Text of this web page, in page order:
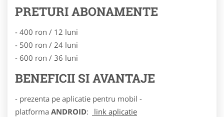
PRETURI ABONAMENTE
- 400 ron / 12 luni
- 500 ron / 24 luni
- 600 ron / 36 luni
BENEFICII SI AVANTAJE
- prezenta pe aplicatie pentru mobil -
platforma ANDROID:
link aplicatie